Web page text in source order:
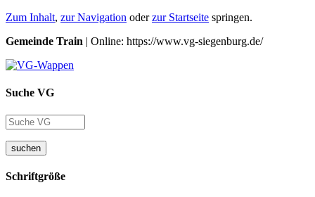
Zum Inhalt, zur Navigation oderzur Startseite springen.
Gemeinde Train | Online: https://www.vg-siegenburg.de/
Suche VG
suchen
Schriftgröße